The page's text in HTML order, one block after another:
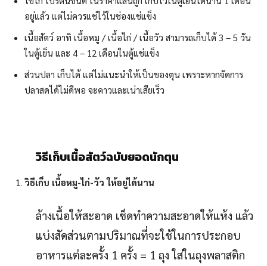
อยู่แล้ว แต่ไม่ควรแช่ไว้ในช่องแช่แข็ง
เนื้อสัตว์ อาทิ เนื้อหมู / เนื้อไก่ / เนื้อวัว สามารถเก็บได้ 3 – 5 วัน
ในตู้เย็น และ 4 – 12 เดือนในตู้แช่แข็ง
ส่วนปลา เก็บได้ แต่ไม่แนะนำให้เป็นของตุน เพราะหากจัดการ
ปลาสดได้ไม่ดีพอ จะคาวและเน่าเสียเร็ว
วิธีเก็บเนื้อสัตว์ฉบับยอดนักตุน
วิธีเก็บ เนื้อหมู-ไก่-วัว ให้อยู่ได้นาน
ล้างเนื้อให้สะอาด เช็ดทำความสะอาดให้แห้ง แล้ว
แบ่งสัดส่วนตามปริมาณที่จะใช้ในการประกอบ
อาหารแต่ละครั้ง 1 ครั้ง = 1 ถุง ใส่ในถุงพลาสติก